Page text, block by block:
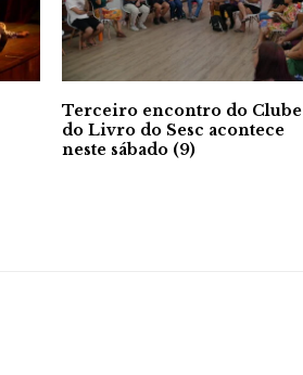
Terceiro encontro do Clube
do Livro do Sesc acontece
neste sábado (9)